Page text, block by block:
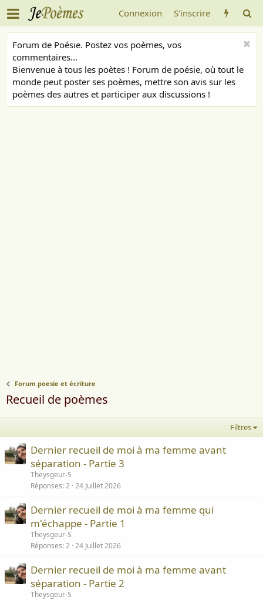
Connexion S'inscrire
Forum de Poésie. Postez vos poèmes, vos
commentaires...
Bienvenue à tous les poètes ! Forum de poésie, où tout le
monde peut poster ses poèmes, mettre son avis sur les
poèmes des autres et participer aux discussions !
Forum poesie et écriture
Recueil de poèmes
Filtres
Dernier recueil de moi à ma femme avant
séparation - Partie 3
Theysgeur-S
Réponses 2 24 Juillet 2026
Dernier recueil de moi à ma femme qui
m'échappe - Partie 1
Theysgeur-S
Réponses 2 24 Juillet 2026
Dernier recueil de moi à ma femme avant
séparation - Partie 2
Theysgeur-S